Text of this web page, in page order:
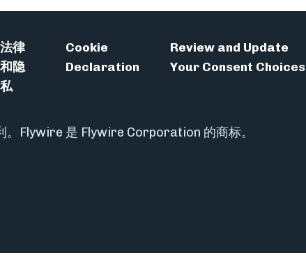
法律
和隐
私
Cookie
Declaration
Review and Update
Your Consent Choices
Flywire 是 Flywire Corporation 的商标。
Flywire on WeChat